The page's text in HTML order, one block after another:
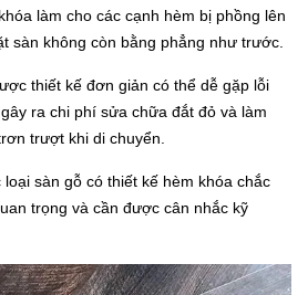
làm cho các cạnh hèm bị phồng lên
sàn không còn bằng phẳng như trước.
thiết kế đơn giản có thể dễ gặp lỗi
ra chi phí sửa chữa đắt đỏ và làm
trượt khi di chuyển.
sàn gỗ có thiết kế hèm khóa chắc
trọng và cần được cân nhắc kỹ